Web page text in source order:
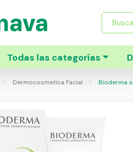
Todas las categorías
Dermocosmetica Facial Bioderma